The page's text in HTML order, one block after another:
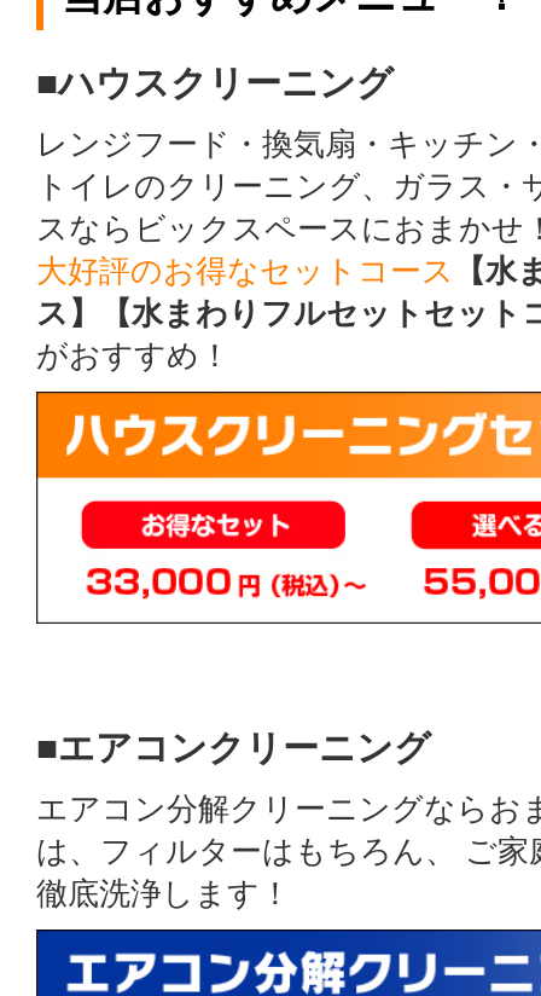
■ハウスクリーニング
レンジフード・換気扇・キッチン
トイレのクリーニング、ガラス
スならビックスペースにおまかせ
大好評のお得なセットコース
【
ス】【水まわりフルセットセット
がおすすめ！
■エアコンクリーニング
エアコン分解クリーニングならお
は、フィルターはもちろん、 ご
徹底洗浄します！